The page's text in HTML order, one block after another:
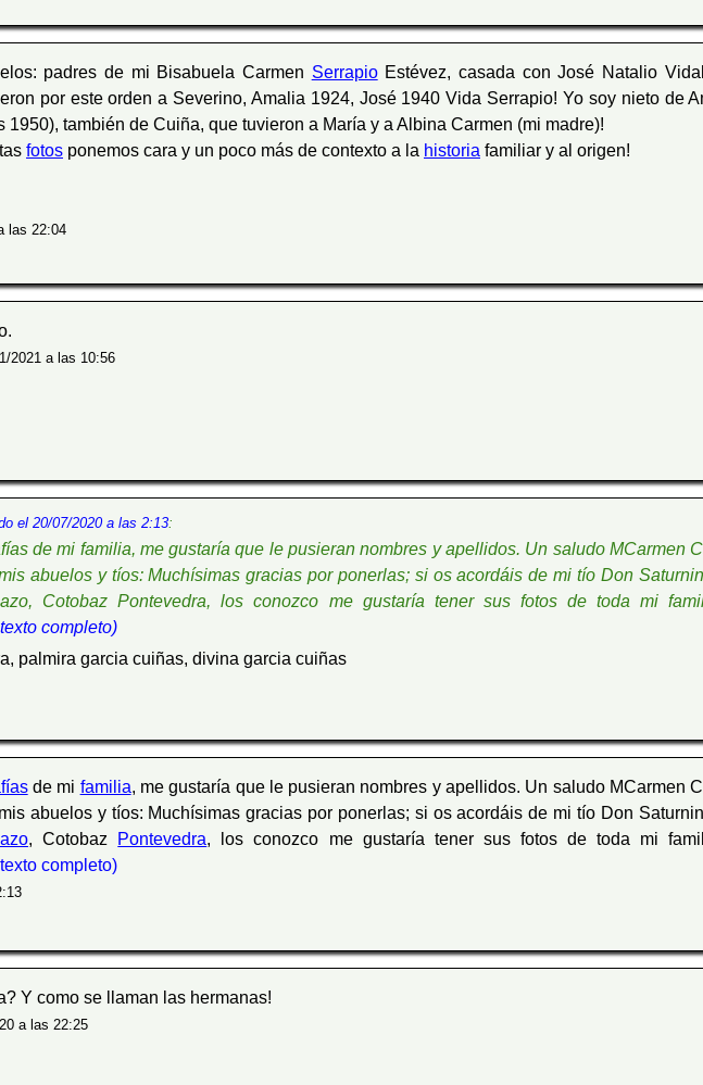
padres de mi Bisabuela Carmen SerrapioEstévez, casada con José Natalio
por este orden a Severino, Amalia 1924, José 1940 Vida Serrapio! Yo soy nieto de
1950), también de Cuiña, que tuvieron a María y a Albina Carmen (mi madre)!
fotos ponemos cara y un poco más de contexto a la historia familiar y al origen!
las 22:04
2021 a las 10:56
el 20/07/2020 a las 2:13:
de mi familia, me gustaría que le pusieran nombres y apellidos. Un saludo MCarmen
abuelos y tíos: Muchísimas gracias por ponerlas; si os acordáis de mi tío Don
Cotobaz Pontevedra, los conozco me gustaría tener sus fotos de toda mi
completo)
palmira garcia cuiñas, divina garcia cuiñas
de mi familia, me gustaría que le pusieran nombres y apellidos. Un saludo MCarmen
abuelos y tíos: Muchísimas gracias por ponerlas; si os acordáis de mi tío Don
, Cotobaz Pontevedra, los conozco me gustaría tener sus fotos de toda mi
completo)
Y como se llaman las hermanas!
a las 22:25